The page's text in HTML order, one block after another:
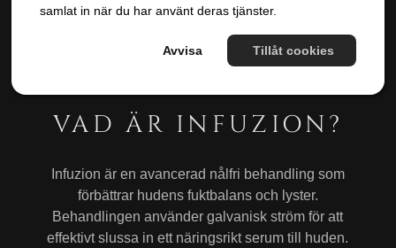
samlat in när du har använt deras tjänster.
Avvisa Tillåt cookies
VAD ÄR INFUZION?
Infuzion är en avancerad nålfri behandling som
förbättrar hudens fuktbalans och lyster.
Behandlingen använder galvanisk ström för att
effektivt slussa in ett näringsrikt serum till huden.